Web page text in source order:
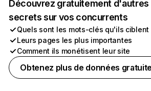
Découvrez gratuitement d'autres
secrets sur vos concurrents
Quels sont les mots-clés qu'ils ciblent
Leurs pages les plus importantes
Comment ils monétisent leur site
Obtenez plus de données